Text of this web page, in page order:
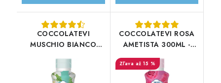
COCCOLATEVI
MUSCHIO BIANCO
aviváže - parfum do
prania
COCCOLATEVI ROSA
AMETISTA 300ML -
náhrada aviváže -
parfum do prania
až 15 %